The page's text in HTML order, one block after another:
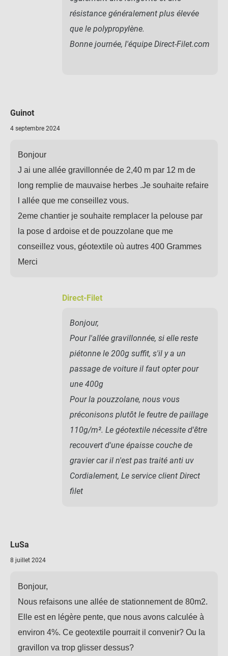
résistance généralement plus élevée
que le polypropylène.
Bonne journée, l'équipe Direct-Filet.com
Guinot
4 septembre 2024
Bonjour
J ai une allée gravillonnée de 2,40 m par 12 m de
long remplie de mauvaise herbes .Je souhaite refaire
l allée que me conseillez vous.
2eme chantier je souhaite remplacer la pelouse par
la pose d ardoise et de pouzzolane que me
conseillez vous, géotextile où autres 400 Grammes
Merci
Direct-Filet
Bonjour,
Pour l'allée gravillonnée, si elle reste
piétonne le 200g suffit, s'il y a un
passage de voiture il faut opter pour
une 400g
Pour la pouzzolane, nous vous
préconisons plutôt le feutre de paillage
110g/m². Le géotextile nécessite d'être
recouvert d'une épaisse couche de
gravier car il n'est pas traité anti uv
Cordialement, Le service client Direct
filet
LuSa
8 juillet 2024
Bonjour,
Nous refaisons une allée de stationnement de 80m2.
Elle est en légère pente, que nous avons calculée à
environ 4%. Ce geotextile pourrait il convenir? Ou la
gravillon va trop glisser dessus?